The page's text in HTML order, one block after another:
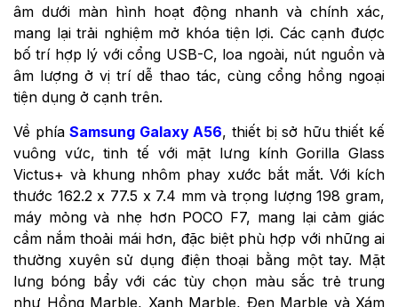
âm dưới màn hình hoạt động nhanh và chính xác,
mang lại trải nghiệm mở khóa tiện lợi. Các cạnh được
bố trí hợp lý với cổng USB-C, loa ngoài, nút nguồn và
âm lượng ở vị trí dễ thao tác, cùng cổng hồng ngoại
tiện dụng ở cạnh trên.
Về phíaSamsung Galaxy A56, thiết bị sở hữu thiết kế
vuông vức, tinh tế với mặt lưng kính Gorilla Glass
Victus+ và khung nhôm phay xước bắt mắt. Với kích
thước 162.2 x 77.5 x 7.4 mm và trọng lượng 198 gram,
máy mỏng và nhẹ hơn POCO F7, mang lại cảm giác
cầm nắm thoải mái hơn, đặc biệt phù hợp với những ai
thường xuyên sử dụng điện thoại bằng một tay. Mặt
lưng bóng bẩy với các tùy chọn màu sắc trẻ trung
như Hồng Marble, Xanh Marble, Đen Marble và Xám